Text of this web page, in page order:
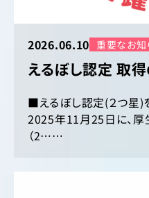
2026.06.10 重要なお知
えるぼし認定 取
■えるぼし認定(２つ星)
2025年11月25日に、厚
（2……